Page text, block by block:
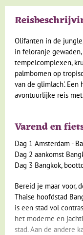
Olifanten in de
in feloranje
tempelcomplexen,
palmbomen op
van de glimlach'.
avontuurlijke reis
Varend en
Dag 1 Amsterdam -
Dag 2 aankomst
Dag 3 Bangkok,
Bereid je maar voor,
Thaise hoofdstad
is een stad vol
het moderne en
stad. Aan de andere